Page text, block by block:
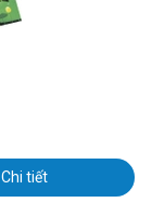
Chi tiết